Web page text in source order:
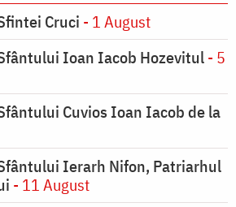
Cruci - 1 August
Ioan Iacob Hozevitul- 5
Cuvios Ioan Iacob de la
Ierarh Nifon, Patriarhul
- 11 August